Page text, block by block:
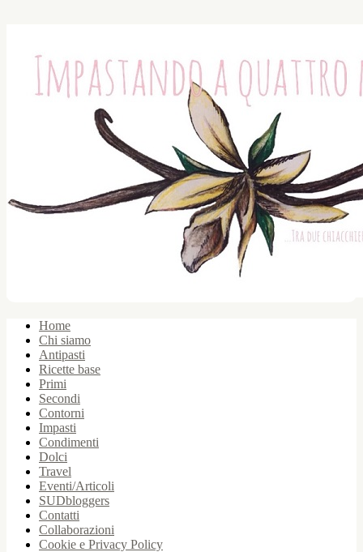
Home
Chi siamo
Antipasti
Ricette base
Primi
Secondi
Contorni
Impasti
Condimenti
Dolci
Travel
Eventi/Articoli
SUDbloggers
Contatti
Collaborazioni
Cookie e Privacy Policy